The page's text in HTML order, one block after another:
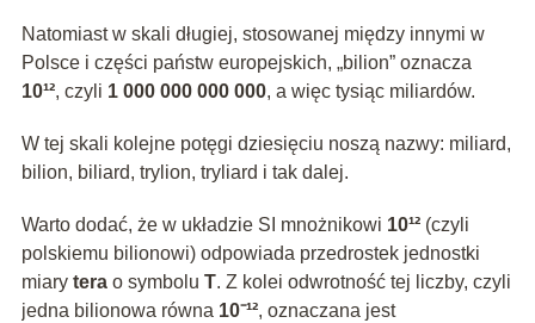
Natomiast w skali długiej, stosowanej między innymi w
Polsce i części państw europejskich, „bilion” oznacza
10¹², czyli 1 000 000 000 000, a więc tysiąc miliardów.
W tej skali kolejne potęgi dziesięciu noszą nazwy: miliard,
bilion, biliard, trylion, tryliard i tak dalej.
Warto dodać, że w układzie SI mnożnikowi 10¹²(czyli
polskiemu bilionowi) odpowiada przedrostek jednostki
miary terao symbolu T. Z kolei odwrotność tej liczby, czyli
jedna bilionowa równa 10⁻¹², oznaczana jest